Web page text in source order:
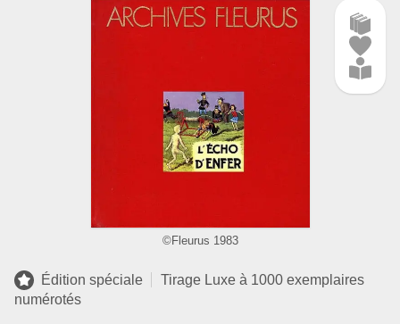
©Fleurus 1983
Édition spéciale
Tirage Luxe à 1000 exemplaires
numérotés